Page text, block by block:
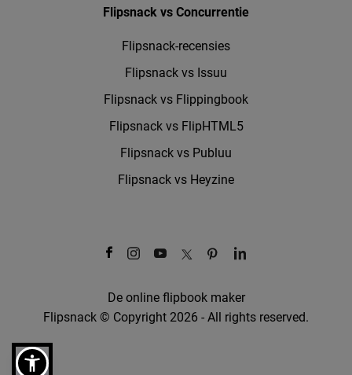
Flipsnack vs Concurrentie
Flipsnack-recensies
Flipsnack vs Issuu
Flipsnack vs Flippingbook
Flipsnack vs FlipHTML5
Flipsnack vs Publuu
Flipsnack vs Heyzine
De online flipbook maker
Flipsnack © Copyright 2026 - All rights reserved.